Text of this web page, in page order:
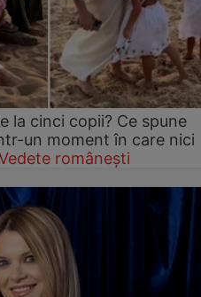
la cinci copii? Ce spune
un moment în care nici
românești